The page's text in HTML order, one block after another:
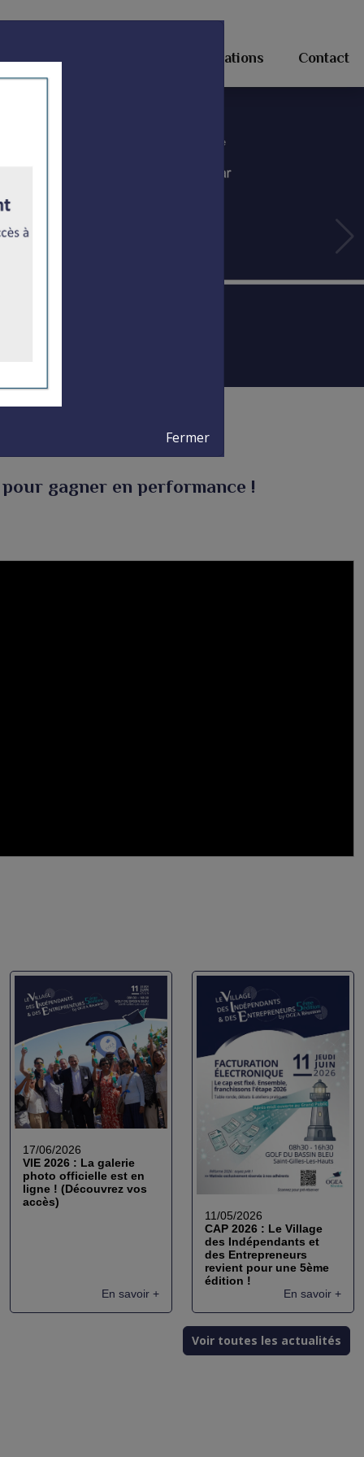
Fermer
Sessions d'information Publications Contact
gagner en performance !
17/06/2026
VIE 2026 : La galerie
photo officielle est en
ligne ! (Découvrez vos
accès)
En savoir +
11/05/2026
CAP 2026 : Le Village
des Indépendants et
des Entrepreneurs
revient pour une 5ème
édition !
En savoir +
Voir toutes les actualités